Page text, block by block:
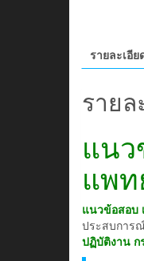
รายละเอีย
รายล
แนว
แพท
แนวข้อสอบ
ประสบการ
ปฏิบัติงาน ก